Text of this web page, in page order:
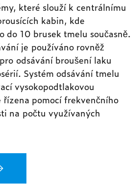
které slouží k centrálnímu
kabin, kde
do 10 brusek tmelu současně.
je používáno rovněž
odsávání broušení laku
Systém odsávání tmelu
vysokopodtlakovou
pomocí frekvenčního
na počtu využívaných